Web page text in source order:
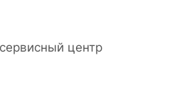
центр